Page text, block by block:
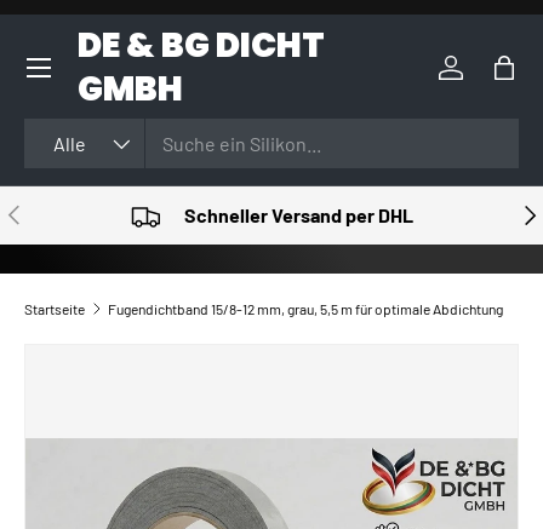
DIREKT ZUM INHALT
DE & BG DICHT
GMBH
Alle
Einloggen
VORHERIGE Schneller Versand per DHL
Startseite Fugendichtband 15/8-12 mm, grau, 5,5 m für optimale Abdichtung